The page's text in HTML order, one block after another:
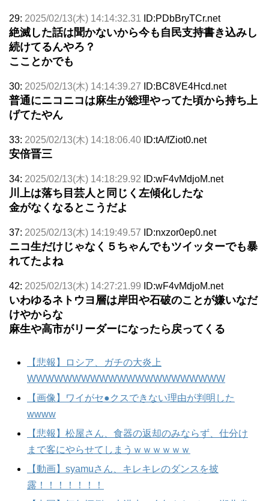
29: 2025/02/13(木) 14:14:32.31 ID:PDbBryTCr.net
絶滅した話は聞かないから今も自民支持書き込みし
続けてるんやろ？
こことかでも
30: 2025/02/13(木) 14:14:39.27 ID:BC8VE4Hcd.net
普通にニコニコは麻生が総理やってた頃から持ち上
げてたやん
33: 2025/02/13(木) 14:18:06.40 ID:tA/fZiot0.net
安倍晋三
34: 2025/02/13(木) 14:18:29.92 ID:wF4vMdjoM.net
川上は落ち目芸人と同じく左傾化したな
金がなくなるとこうだよ
37: 2025/02/13(木) 14:19:49.57 ID:nxzor0ep0.net
ニコ生だけじゃなく５ちゃんでもツイッターでも暴
れてたよね
42: 2025/02/13(木) 14:27:21.99 ID:wF4vMdjoM.net
いわゆるネトウヨ層は岸田や石破のことが嫌いなだ
けやからな
麻生や高市がリーダーになったら戻ってくる
【悲報】ロシア、ガチの大炎上
WWWWWWWWWWWWWWWWWWWWWW
【画像】ワイがセ●クスできない理由が判明した
wwww
【悲報】松屋さん、食器の返却のみならず、仕分け
まで客にやらせてしまうｗｗｗｗｗｗ
【動画】syamuさん、キレキレのダンスを披
露！！！！！！！